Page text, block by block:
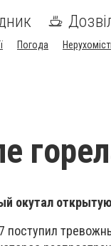
Погода
окутал
поступил